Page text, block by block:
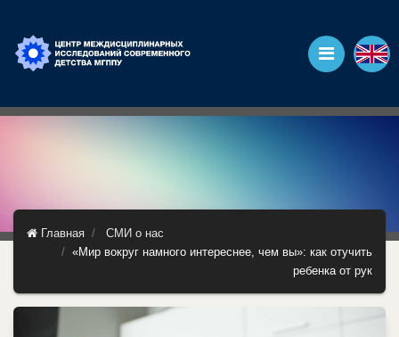
Главная
СМИ о нас
«Мир вокруг намного интереснее, чем вы»: как отучить
ребенка от рук